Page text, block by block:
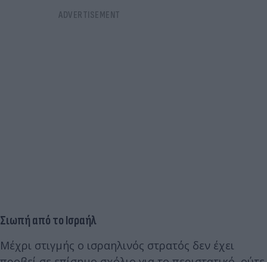
Σιωπή από το Ισραήλ
Μέχρι στιγμής ο ισραηλινός στρατός δεν έχει